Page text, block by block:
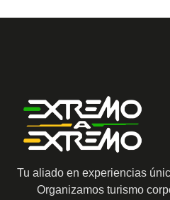
Tu aliado en experiencias
Organizamos turismo